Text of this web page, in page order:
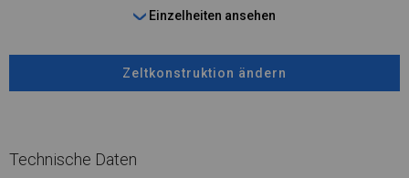
Einzelheiten ansehen
Zeltkonstruktion ändern
Technische Daten